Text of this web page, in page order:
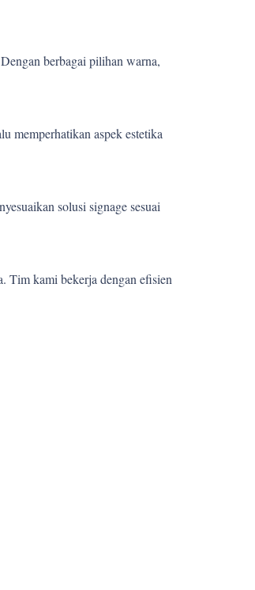
berbagai pilihan warna,
memperhatikan aspek estetika
solusi signage sesuai
Tim kami bekerja dengan efisien